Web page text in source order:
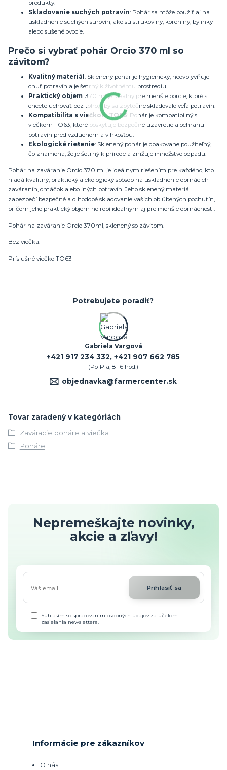
produkty.
Skladovanie suchých potravín: Pohár sa môže použiť aj na
uskladnenie suchých surovín, ako sú strukoviny, koreniny, bylinky
alebo sušené ovocie.
Prečo si vybrať pohár Orcio 370 ml so
závitom?
Kvalitný materiál : Sklenený pohár je hygienický, neovplyvňuje
chuť potravín a je šetrný k životnému prostrediu.
Praktický objem: 370 ml je ideálny pre menšie porcie, ktoré si
chcete uchovať bez toho, aby sa zbytočne skladovalo veľa potravín.
Kompatibilita s viečkom TO63 : Pohár je kompatibilný s
viečkom TO63, ktoré poskytuje bezpečné uzavretie a ochranu
potravín pred vzduchom a vlhkosťou.
Ekologické riešenie: Sklenený pohár je opakovane použiteľný,
čo znamená, že je šetrný k prírode a znižuje množstvo odpadu.
Pohár na zaváranie Orcio 370 ml je ideálnym riešením pre každého, kto
hľadá kvalitný, praktický a ekologický spôsob na uskladnenie domácich
zaváranín, omáčok alebo iných potravín. Jeho sklenený materiál
zabezpečí bezpečné a dlhodobé skladovanie vašich obľúbených pochutín,
pričom jeho praktický objem ho robí ideálnym aj pre menšie domácnosti.
Pohár na zaváranie Orcio 370ml, sklenený so závitom.
Bez viečka.
Príslušné viečko TO63
Potrebujete poradiť?
Gabriela Vargová
+421 917 234 332, +421 907 662 785
(Po-Pia, 8-16 hod.)
objednavka@farmercenter.sk
Tovar zaradený v kategóriách
Zaváracie poháre a viečka
Poháre
Nepremeškajte novinky,
akcie a zľavy!
Prihlásiť sa
Súhlasím sospracovaním osobných údajovza účelom
zasielania newslettera.
Informácie pre zákazníkov
O nás